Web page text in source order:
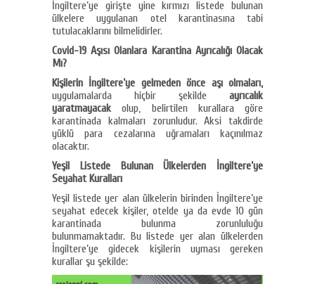
İngiltere’ye girişte yine kırmızı listede bulunan
ülkelere uygulanan otel karantinasına tabi
tutulacaklarını bilmelidirler.
Covid-19 Aşısı Olanlara Karantina Ayrıcalığı Olacak
Mı?
Kişilerin İngiltere’ye gelmeden önce aşı olmaları,
uygulamalarda hiçbir şekilde ayrıcalık
yaratmayacakolup, belirtilen kurallara göre
karantinada kalmaları zorunludur. Aksi takdirde
yüklü para cezalarına uğramaları kaçınılmaz
olacaktır.
Yeşil Listede Bulunan Ülkelerden İngiltere’ye
Seyahat Kuralları
Yeşil listede yer alan ülkelerin birinden İngiltere’ye
seyahat edecek kişiler, otelde ya da evde 10 gün
karantinada bulunma zorunluluğu
bulunmamaktadır. Bu listede yer alan ülkelerden
İngiltere’ye gidecek kişilerin uyması gereken
kurallar şu şekilde: